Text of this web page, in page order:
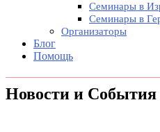
Семинары в
Семинары в
Организаторы
Блог
Помощь
Новости и События